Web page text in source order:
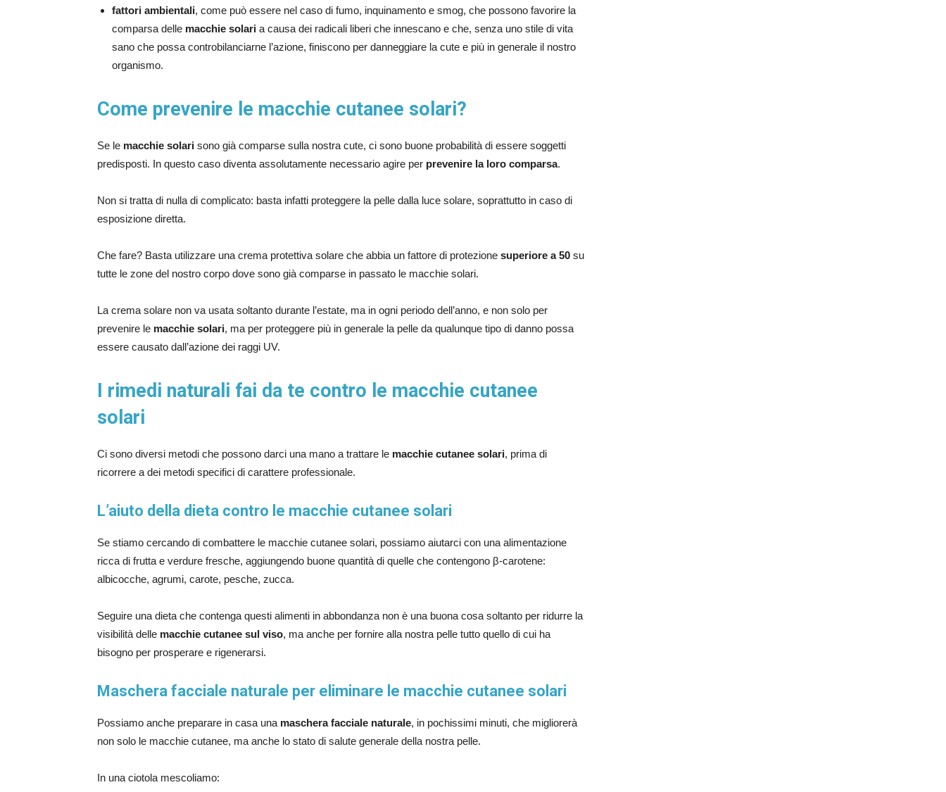
fattori ambientali, come può essere nel caso di fumo, inquinamento e smog, che possono favorire la
comparsa delle macchie solari a causa dei radicali liberi che innescano e che, senza uno stile di vita
sano che possa controbilanciarne l’azione, finiscono per danneggiare la cute e più in generale il nostro
organismo.
Come prevenire le macchie cutanee solari?
Se le macchie solari sono già comparse sulla nostra cute, ci sono buone probabilità di essere soggetti
predisposti. In questo caso diventa assolutamente necessario agire per prevenire la loro comparsa.
Non si tratta di nulla di complicato: basta infatti proteggere la pelle dalla luce solare, soprattutto in caso di
esposizione diretta.
Che fare? Basta utilizzare una crema protettiva solare che abbia un fattore di protezione superiore a 50 su
tutte le zone del nostro corpo dove sono già comparse in passato le macchie solari.
La crema solare non va usata soltanto durante l’estate, ma in ogni periodo dell’anno, e non solo per
prevenire le macchie solari, ma per proteggere più in generale la pelle da qualunque tipo di danno possa
essere causato dall’azione dei raggi UV.
I rimedi naturali fai da te contro le macchie cutanee
solari
Ci sono diversi metodi che possono darci una mano a trattare le macchie cutanee solari, prima di
ricorrere a dei metodi specifici di carattere professionale.
L’aiuto della dieta contro le macchie cutanee solari
Se stiamo cercando di combattere le macchie cutanee solari, possiamo aiutarci con una alimentazione
ricca di frutta e verdure fresche, aggiungendo buone quantità di quelle che contengono β-carotene:
albicocche, agrumi, carote, pesche, zucca.
Seguire una dieta che contenga questi alimenti in abbondanza non è una buona cosa soltanto per ridurre la
visibilità delle macchie cutanee sul viso, ma anche per fornire alla nostra pelle tutto quello di cui ha
bisogno per prosperare e rigenerarsi.
Maschera facciale naturale per eliminare le macchie cutanee solari
Possiamo anche preparare in casa una maschera facciale naturale, in pochissimi minuti, che migliorerà
non solo le macchie cutanee, ma anche lo stato di salute generale della nostra pelle.
In una ciotola mescoliamo: